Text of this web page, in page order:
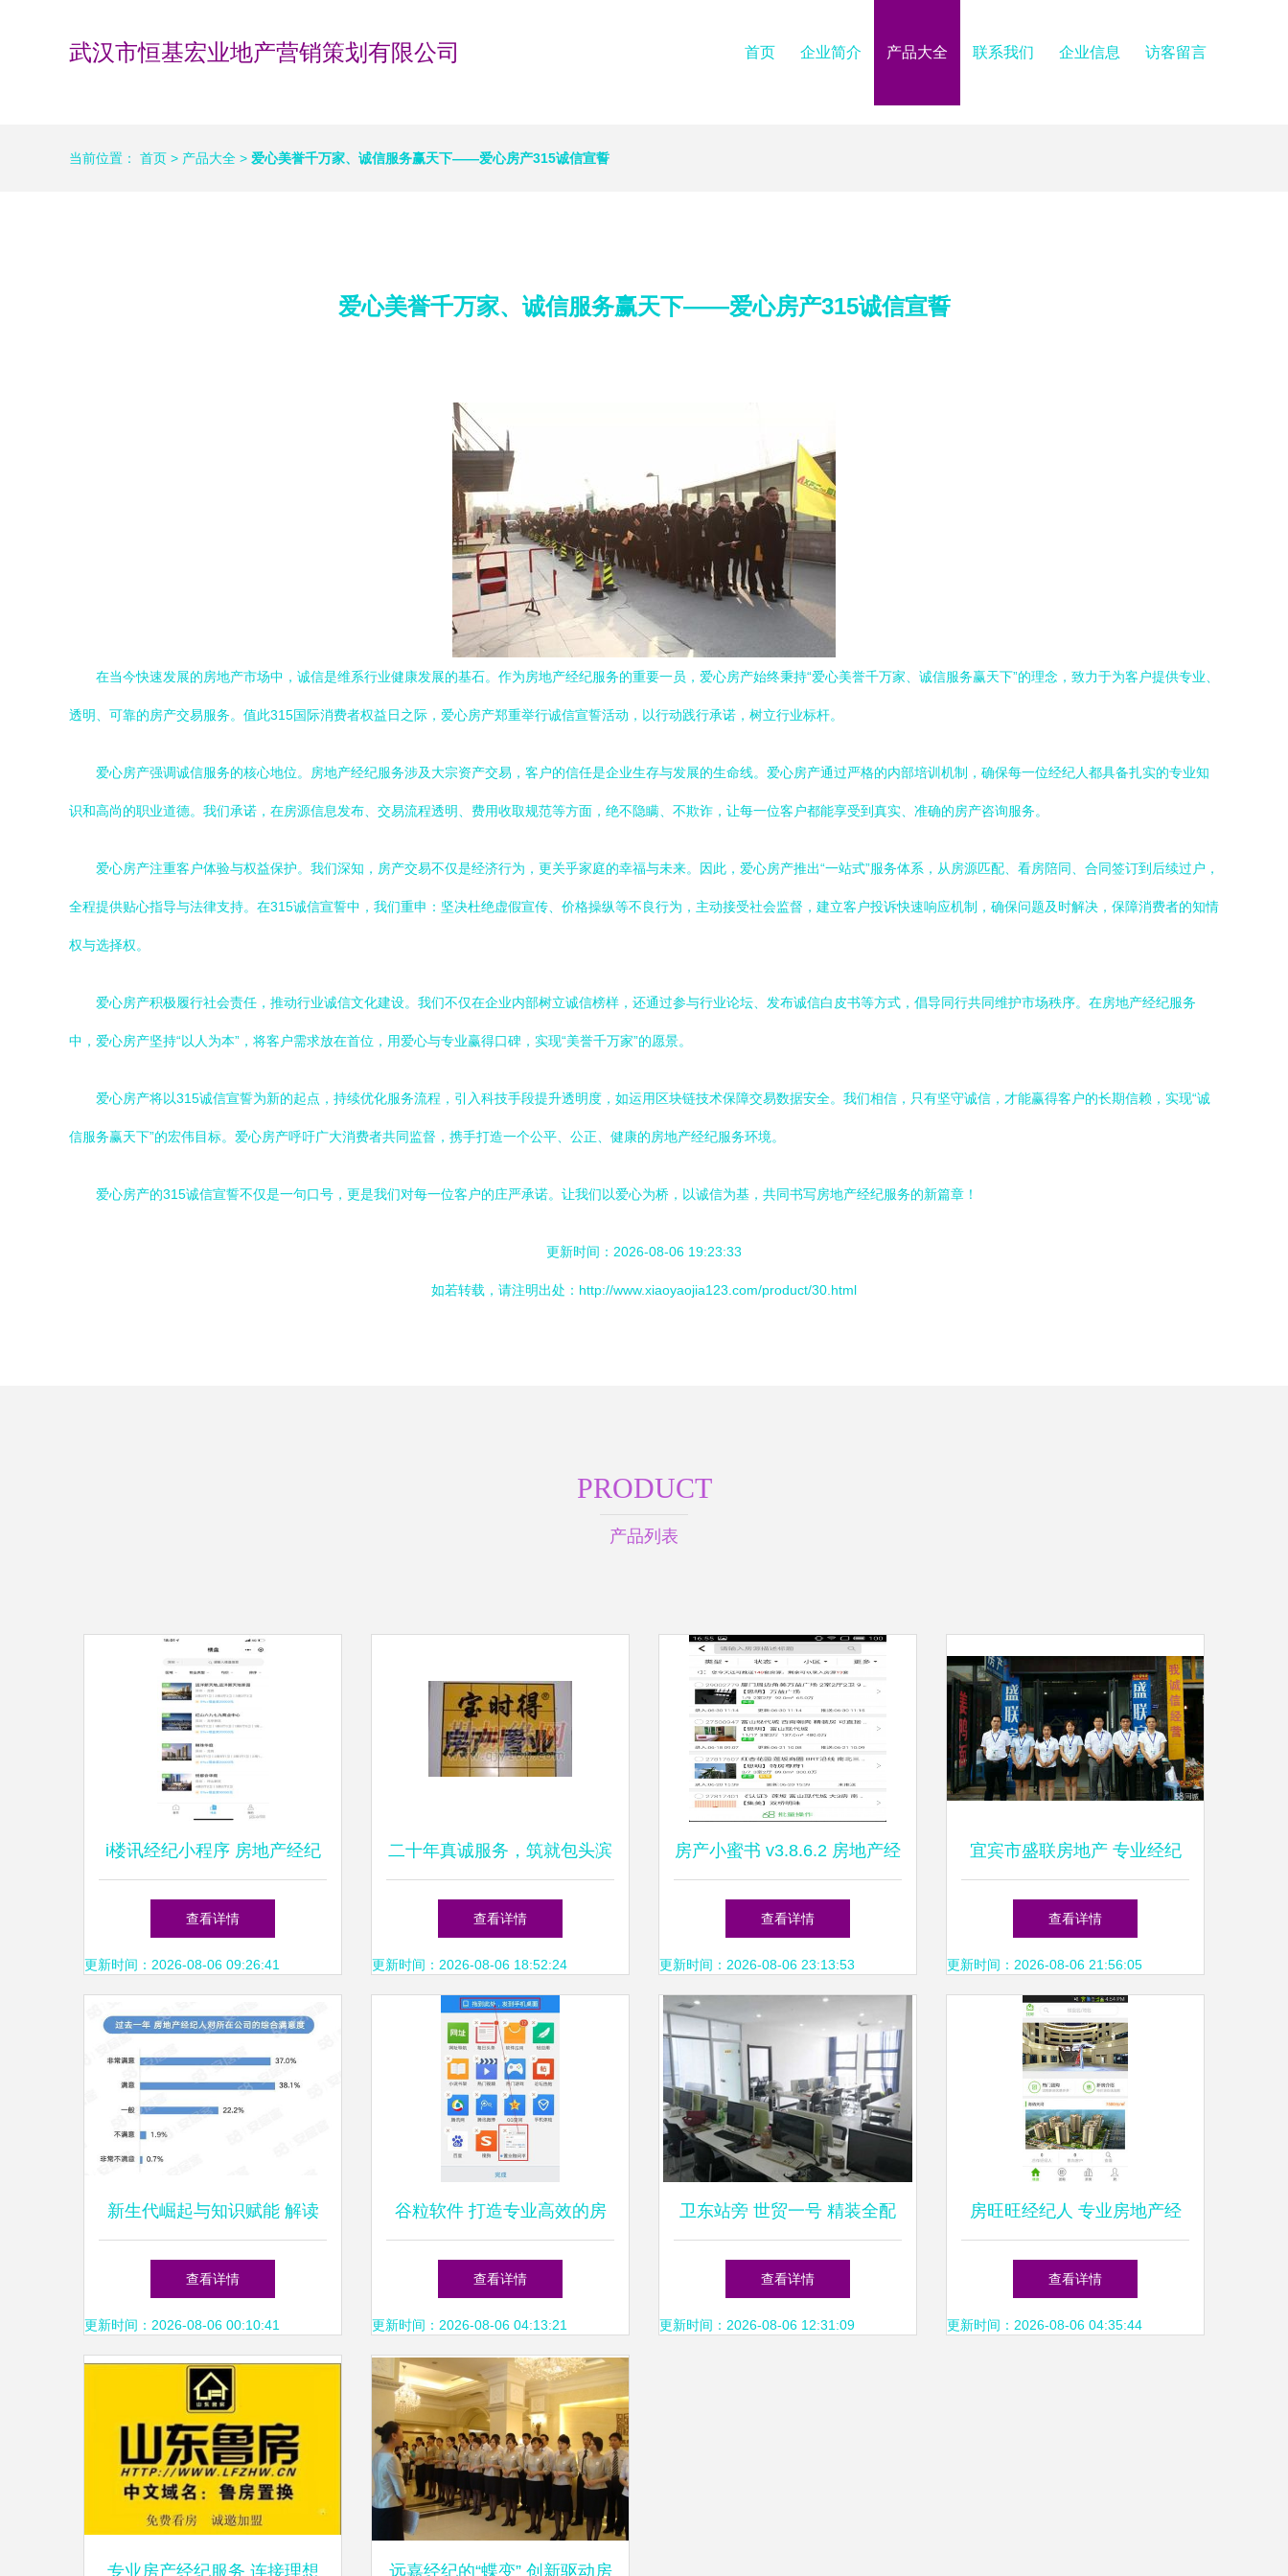
武汉市恒基宏业地产营销策划有限公司 首页 企业简介 产品大全 联系我们 企业信息 访客留言
当前位置： 首页 > 产品大全 > 爱心美誉千万家、诚信服务赢天下——爱心房产315诚信宣誓
爱心美誉千万家、诚信服务赢天下——爱心房产315诚信宣誓
在当今快速发展的房地产市场中，诚信是维系行业健康发展的基石。作为房地产经纪服务的重要一员，爱心房产始终秉持“爱心美誉千万家、诚信服务赢天下”的理念，致力于为客户提供专业、
透明、可靠的房产交易服务。值此315国际消费者权益日之际，爱心房产郑重举行诚信宣誓活动，以行动践行承诺，树立行业标杆。
爱心房产强调诚信服务的核心地位。房地产经纪服务涉及大宗资产交易，客户的信任是企业生存与发展的生命线。爱心房产通过严格的内部培训机制，确保每一位经纪人都具备扎实的专业知
识和高尚的职业道德。我们承诺，在房源信息发布、交易流程透明、费用收取规范等方面，绝不隐瞒、不欺诈，让每一位客户都能享受到真实、准确的房产咨询服务。
爱心房产注重客户体验与权益保护。我们深知，房产交易不仅是经济行为，更关乎家庭的幸福与未来。因此，爱心房产推出“一站式”服务体系，从房源匹配、看房陪同、合同签订到后续过户，
全程提供贴心指导与法律支持。在315诚信宣誓中，我们重申：坚决杜绝虚假宣传、价格操纵等不良行为，主动接受社会监督，建立客户投诉快速响应机制，确保问题及时解决，保障消费者的知情
权与选择权。
爱心房产积极履行社会责任，推动行业诚信文化建设。我们不仅在企业内部树立诚信榜样，还通过参与行业论坛、发布诚信白皮书等方式，倡导同行共同维护市场秩序。在房地产经纪服务
中，爱心房产坚持“以人为本”，将客户需求放在首位，用爱心与专业赢得口碑，实现“美誉千万家”的愿景。
爱心房产将以315诚信宣誓为新的起点，持续优化服务流程，引入科技手段提升透明度，如运用区块链技术保障交易数据安全。我们相信，只有坚守诚信，才能赢得客户的长期信赖，实现“诚
信服务赢天下”的宏伟目标。爱心房产呼吁广大消费者共同监督，携手打造一个公平、公正、健康的房地产经纪服务环境。
爱心房产的315诚信宣誓不仅是一句口号，更是我们对每一位客户的庄严承诺。让我们以爱心为桥，以诚信为基，共同书写房地产经纪服务的新篇章！
更新时间：2026-08-06 19:23:33
如若转载，请注明出处：http://www.xiaoyaojia123.com/product/30.html
PRODUCT
产品列表
i楼讯经纪小程序 房地产经纪
服务的智能新平台
查看详情
更新时间：2026-08-06 09:26:41
二十年真诚服务，筑就包头滨
河二手房交易信赖之选——宝
时得房地产经纪
查看详情
更新时间：2026-08-06 18:52:24
房产小蜜书 v3.8.6.2 房地产经
纪服务新体验，安卓平台高效
办公利器
查看详情
更新时间：2026-08-06 23:13:53
宜宾市盛联房地产 专业经纪
服务，助力安居梦想
查看详情
更新时间：2026-08-06 21:56:05
新生代崛起与知识赋能 解读
2023年房地产经纪行业新趋势
查看详情
更新时间：2026-08-06 00:10:41
谷粒软件 打造专业高效的房
产中介解决方案
查看详情
更新时间：2026-08-06 04:13:21
卫东站旁 世贸一号 精装全配
即刻拎包入住
查看详情
更新时间：2026-08-06 12:31:09
房旺旺经纪人 专业房地产经
纪服务的卓越引领者
查看详情
更新时间：2026-08-06 04:35:44
专业房产经纪服务 连接理想 远嘉经纪的“蝶变” 创新驱动房